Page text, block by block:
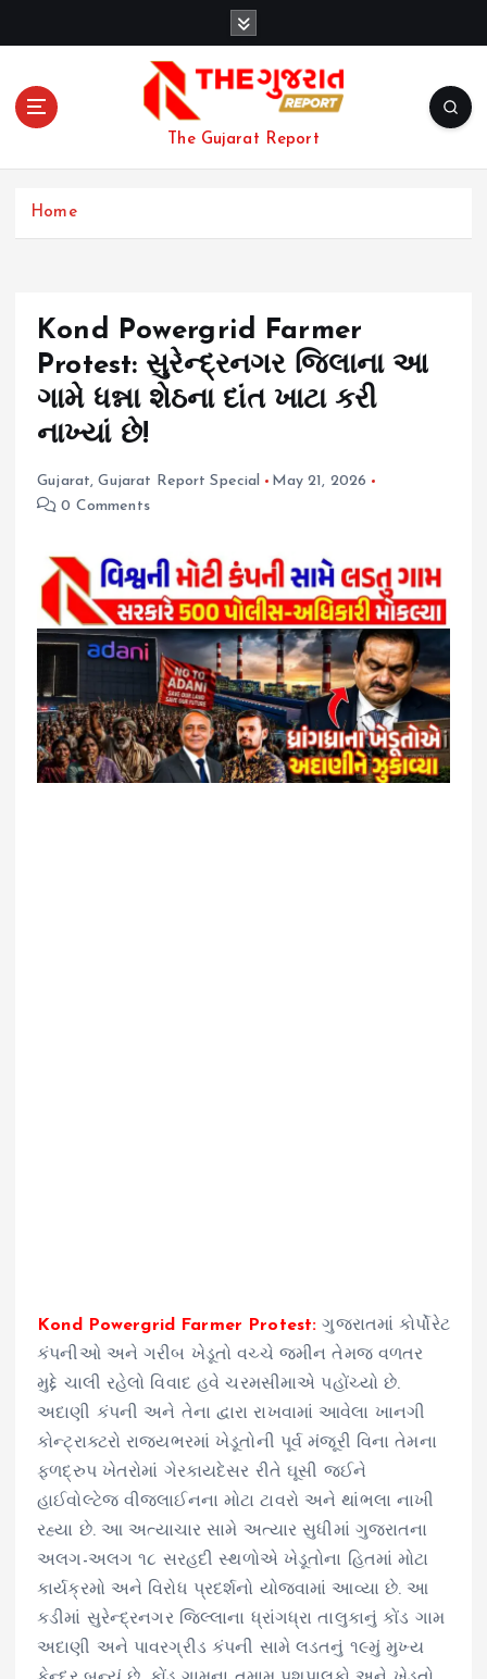
The Gujarat Report
Home
Kond Powergrid Farmer
Protest: સુરેન્દ્રનગર જિલાના આ
ગામે ધન્ના શેઠના દાંત ખાટા કરી
નાખ્યાં છે!
Gujarat,Gujarat Report Special
May 21, 2026
0 Comments
Kond Powergrid Farmer Protest: ગુજરાતમાં કોર્પોરેટ
કંપનીઓ અને ગરીબ ખેડૂતો વચ્ચે જમીન તેમજ વળતર
મુદ્દે ચાલી રહેલો વિવાદ હવે ચરમસીમાએ પહોંચ્યો છે.
અદાણી કંપની અને તેના દ્વારા રાખવામાં આવેલા ખાનગી
કોન્ટ્રાક્ટરો રાજ્યભરમાં ખેડૂતોની પૂર્વ મંજૂરી વિના તેમના
ફળદ્રુપ ખેતરોમાં ગેરકાયદેસર રીતે ઘૂસી જઈને
હાઈવોલ્ટેજ વીજલાઈનના મોટા ટાવરો અને થાંભલા નાખી
રહ્યા છે. આ અત્યાચાર સામે અત્યાર સુધીમાં ગુજરાતના
અલગ-અલગ ૧૮ સરહદી સ્થળોએ ખેડૂતોના હિતમાં મોટા
કાર્યક્રમો અને વિરોધ પ્રદર્શનો યોજવામાં આવ્યા છે. આ
કડીમાં સુરેન્દ્રનગર જિલ્લાના ધ્રાંગધ્રા તાલુકાનું કોંડ ગામ
અદાણી અને પાવરગ્રીડ કંપની સામે લડતનું ૧૯મું મુખ્ય